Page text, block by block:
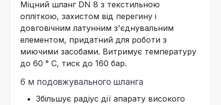
Міцний шланг DN 8 з текстильною
опліткою, захистом від перегину і
довговічним латунним з'єднувальним
елементом, придатний для роботи з
миючими засобами. Витримує температуру
до 60 ° С, тиск до 160 бар.
6 м подовжувального шланга
Збільшує радіус дії апарату високого